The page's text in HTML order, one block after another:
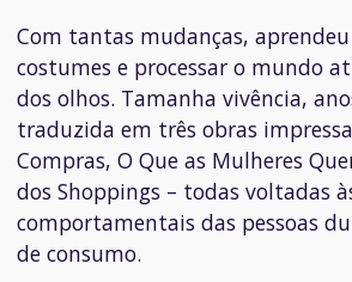
Com tantas mudanças,
costumes e processar o mundo
dos olhos. Tamanha vivência,
traduzida em três obras
Compras, O Que as Mulheres
dos Shoppings – todas voltadas
comportamentais das pessoas
de consumo.